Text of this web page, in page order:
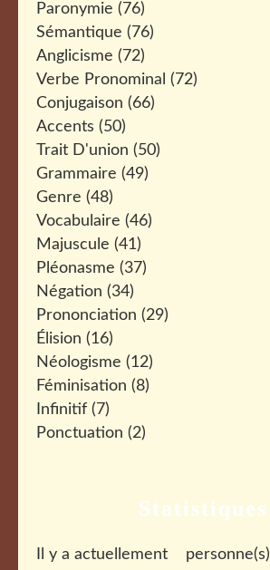
Paronymie (76)
Sémantique (76)
Anglicisme (72)
Verbe Pronominal (72)
Conjugaison (66)
Accents (50)
Trait D'union (50)
Grammaire (49)
Genre (48)
Vocabulaire (46)
Majuscule (41)
Pléonasme (37)
Négation (34)
Prononciation (29)
Élision (16)
Néologisme (12)
Féminisation (8)
Infinitif (7)
Ponctuation (2)
Statistiques
Il y a actuellement personne(s)